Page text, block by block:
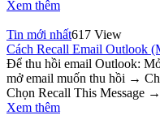
Xem thêm
Tin mới nhất617 View
Cách Recall Email Outlook
Để thu hồi email Outlook:
mở email muốn thu hồi →
Chọn Recall This Message
Xem thêm